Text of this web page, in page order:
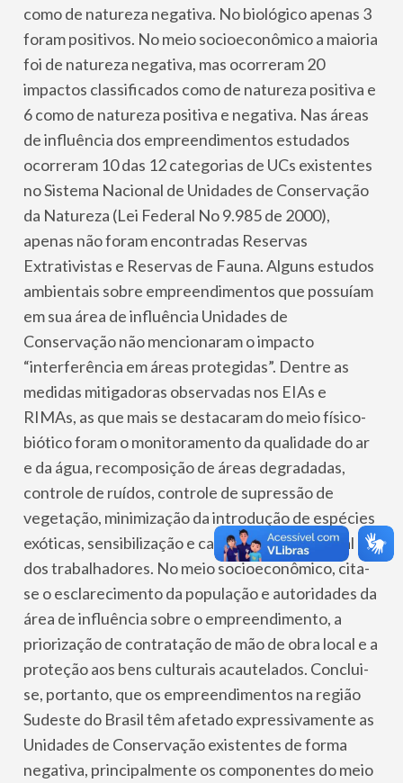
como de natureza negativa. No biológico apenas 3
foram positivos. No meio socioeconômico a maioria
foi de natureza negativa, mas ocorreram 20
impactos classificados como de natureza positiva e
6 como de natureza positiva e negativa. Nas áreas
de influência dos empreendimentos estudados
ocorreram 10 das 12 categorias de UCs existentes
no Sistema Nacional de Unidades de Conservação
da Natureza (Lei Federal No 9.985 de 2000),
apenas não foram encontradas Reservas
Extrativistas e Reservas de Fauna. Alguns estudos
ambientais sobre empreendimentos que possuíam
em sua área de influência Unidades de
Conservação não mencionaram o impacto
“interferência em áreas protegidas”. Dentre as
medidas mitigadoras observadas nos EIAs e
RIMAs, as que mais se destacaram do meio físico-
biótico foram o monitoramento da qualidade do ar
e da água, recomposição de áreas degradadas,
controle de ruídos, controle de supressão de
vegetação, minimização da introdução de espécies
exóticas, sensibilização e capacitação ambiental
dos trabalhadores. No meio socioeconômico, cita-
se o esclarecimento da população e autoridades da
área de influência sobre o empreendimento, a
priorização de contratação de mão de obra local e a
proteção aos bens culturais acautelados. Conclui-
se, portanto, que os empreendimentos na região
Sudeste do Brasil têm afetado expressivamente as
Unidades de Conservação existentes de forma
negativa, principalmente os componentes do meio